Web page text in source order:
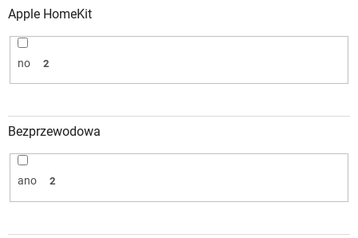
Apple HomeKit
no 2
Bezprzewodowa
ano 2